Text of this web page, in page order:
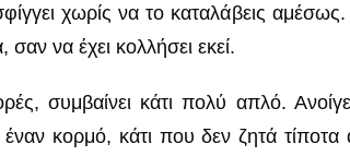
χωρίς να το καταλάβεις αμέσως.
σαν να έχει κολλήσει εκεί.
συμβαίνει κάτι πολύ απλό.
κορμό, κάτι που δεν ζητά